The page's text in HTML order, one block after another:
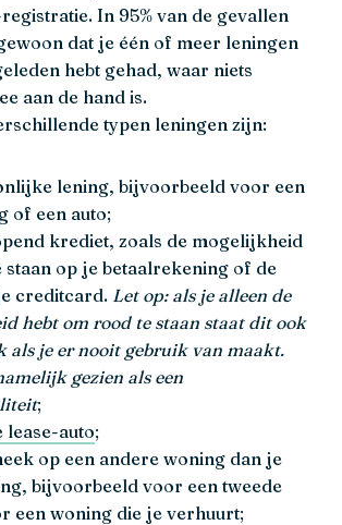
In 95% van de gevallen
dat je één of meer leningen
hebt gehad, waar niets
aan de hand is.
typen leningen zijn:
lening, bijvoorbeeld voor een
of een auto;
krediet, zoals de mogelijkheid
staan op je betaalrekening of de
creditcard. Let op: als je alleen de
hebt om rood te staan staat dit ook
als je er nooit gebruik van maakt.
gezien als een
;
lease-auto;
op een andere woning dan je
bijvoorbeeld voor een tweede
een woning die je verhuurt;